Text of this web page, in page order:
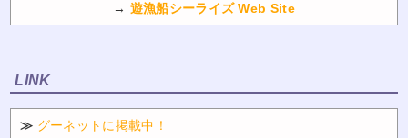
→ 遊漁船シーライズ Web Site
LINK
≫ グーネットに掲載中！